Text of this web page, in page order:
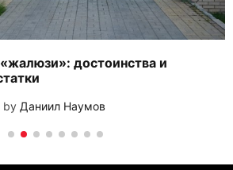
достоинства и
by Даниил Наумов